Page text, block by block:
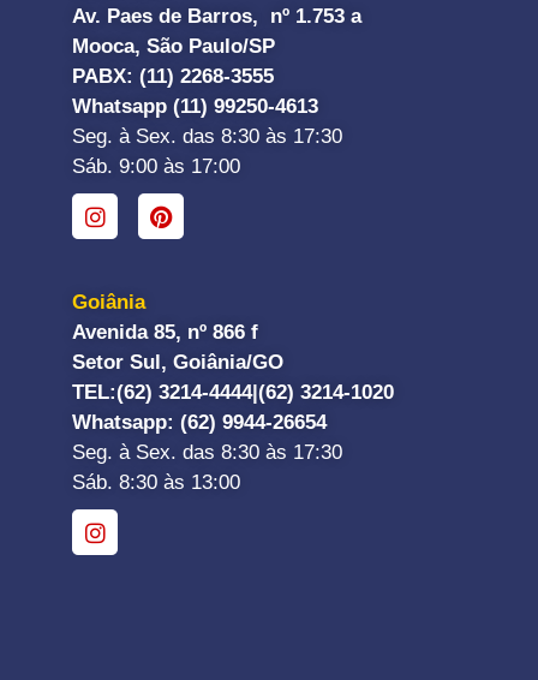
Av. Paes de Barros, nº 1.753 a
Mooca, São Paulo/SP
PABX: (11) 2268-3555
Whatsapp (11) 99250-4613
Seg. à Sex. das 8:30 às 17:30
Sáb. 9:00 às 17:00
Goiânia
Avenida 85, nº 866 f
Setor Sul, Goiânia/GO
TEL:(62) 3214-4444|(62) 3214-1020
Whatsapp: (62) 9944-26654
Seg. à Sex. das 8:30 às 17:30
Sáb. 8:30 às 13:00